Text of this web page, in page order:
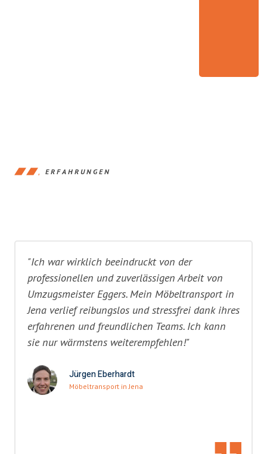
ERFAHRUNGEN
"Ich war wirklich beeindruckt von der
professionellen und zuverlässigen Arbeit von
Umzugsmeister Eggers. Mein Möbeltransport in
Jena verlief reibungslos und stressfrei dank ihres
erfahrenen und freundlichen Teams. Ich kann
sie nur wärmstens weiterempfehlen!"
Jürgen Eberhardt
Möbeltransport in Jena